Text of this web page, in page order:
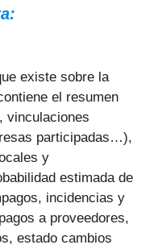
existe sobre la
el resumen
vinculaciones
participadas…),
y
estimada de
incidencias y
a proveedores,
estado cambios